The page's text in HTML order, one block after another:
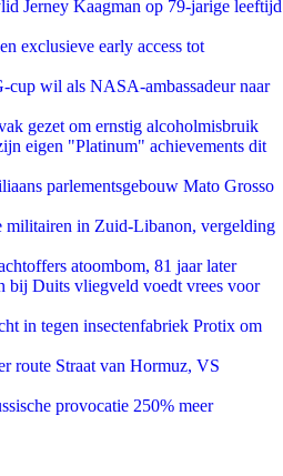
Jerney Kaagman op 79-jarige leeftijd
exclusieve early access tot
cup wil als NASA-ambassadeur naar
gezet om ernstig alcoholmisbruik
eigen "Platinum" achievements dit
parlementsgebouw Mato Grosso
militairen in Zuid-Libanon, vergelding
atoombom, 81 jaar later
bij Duits vliegveld voedt vrees voor
in tegen insectenfabriek Protix om
route Straat van Hormuz, VS
provocatie 250% meer